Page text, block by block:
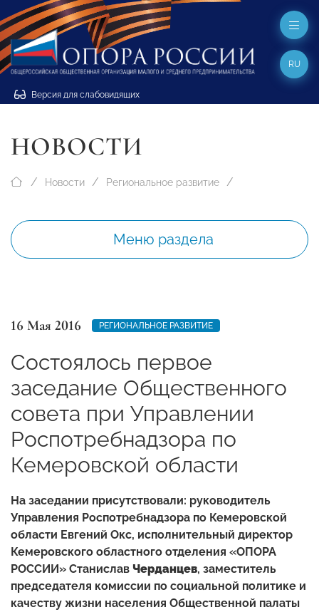
Версия для слабовидящих
RU
НОВОСТИ
Новости Региональное развитие
Меню раздела
16 Мая 2016 РЕГИОНАЛЬНОЕ РАЗВИТИЕ
Состоялось первое
заседание Общественного
совета при Управлении
Роспотребнадзора по
Кемеровской области
На заседании присутствовали: руководитель
Управления Роспотребнадзора по Кемеровской
области Евгений Окс, исполнительный директор
Кемеровского областного отделения «ОПОРА
РОССИИ» Станислав Черданцев, заместитель
председателя комиссии по социальной политике и
качеству жизни населения Общественной палаты